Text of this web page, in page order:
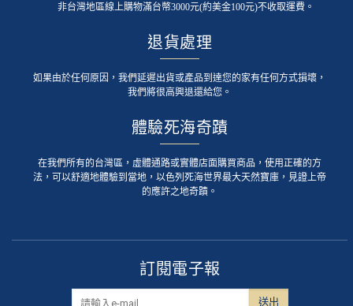
非台灣地區線上購物滿台幣3000元(約美金100元)不收取運費。
退貨處理
如果由於任何原因，我們延遲出貨或產品到達您的家有任何方式損壞，
我們將很高興退還給您。
體驗死海奇蹟
在我們所有的台灣區，虛體通路或實體店面購買商品，使用正確的方
法，可以舒適地體驗到當地，以色列死海世界最大天然寶庫，見證上帝
的應許之地奇蹟。
訂閱電子報